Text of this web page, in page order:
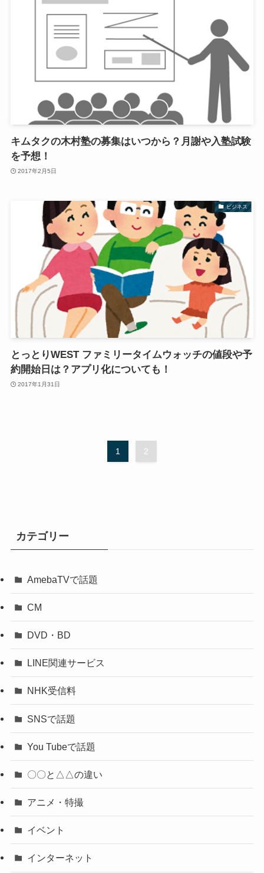
キムタクの木村塾の募集はいつから？月謝や入塾試験
を予想！
2017年2月5日
ビジネス
とっとりWEST ファミリータイムウォッチの値段や予
約開始日は？アプリ化についても！
2017年1月31日
1 2
カテゴリー
AmebaTVで話題
CM
DVD・BD
LINE関連サービス
NHK受信料
SNSで話題
You Tubeで話題
〇〇と△△の違い
アニメ・特撮
イベント
インターネット